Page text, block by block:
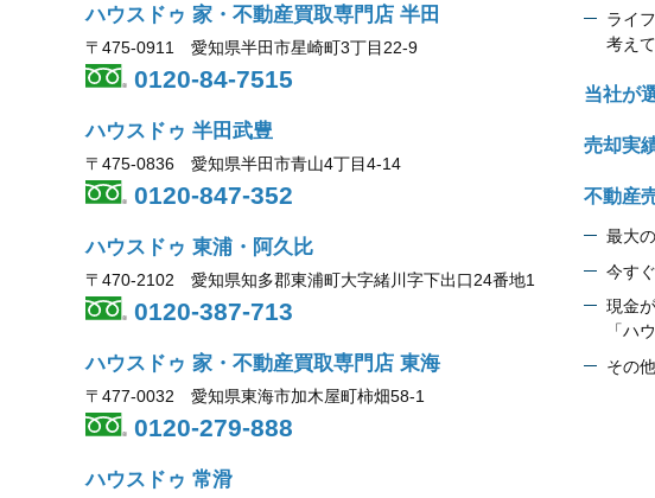
ハウスドゥ 家・不動産買取専門店 半田
〒475-0911 愛知県半田市星崎町3丁目22-9
0120-84-7515
ハウスドゥ 半田武豊
〒475-0836 愛知県半田市青山4丁目4-14
0120-847-352
ハウスドゥ 東浦・阿久比
〒470-2102 愛知県知多郡東浦町大字緒川字下出口24番地1
0120-387-713
ハウスドゥ 家・不動産買取専門店 東海
〒477-0032 愛知県東海市加木屋町柿畑58-1
0120-279-888
ハウスドゥ 常滑
ライ
考え
当社が
売却実
不動産
最大
今す
現金
「ハ
その